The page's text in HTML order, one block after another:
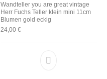
Wandteller you are great vintage
Herr Fuchs Teller klein mini 11cm
Blumen gold eckig
24,00 €